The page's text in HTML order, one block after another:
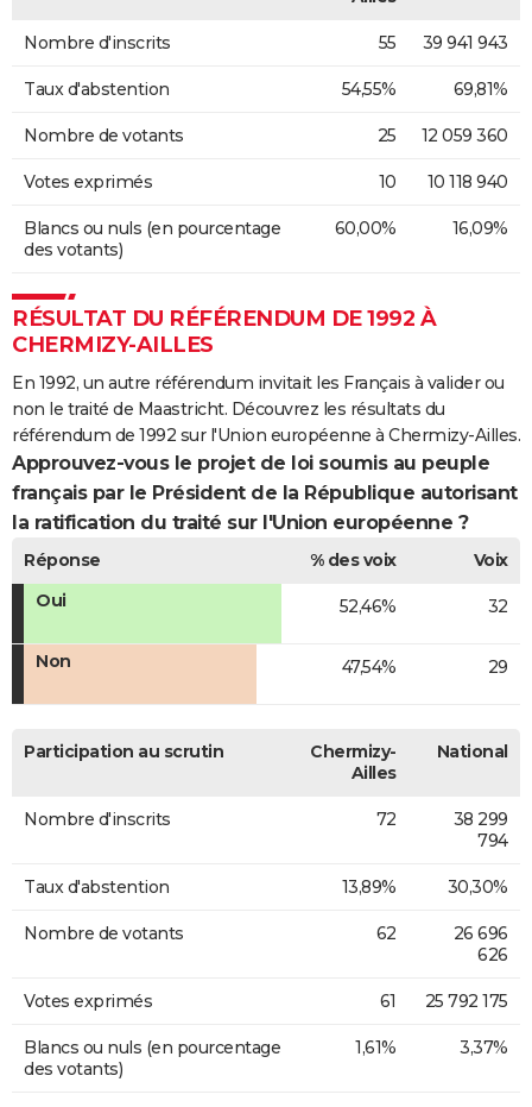
Nombre d'inscrits 55 39 941 943
Taux d'abstention 54,55% 69,81%
Nombre de votants 25 12 059 360
Votes exprimés 10 10 118 940
Blancs ou nuls (en pourcentage
des votants)
60,00% 16,09%
RÉSULTAT DU RÉFÉRENDUM DE 1992 À
CHERMIZY-AILLES
En 1992, un autre référendum invitait les Français à valider ou
non le traité de Maastricht. Découvrez les résultats du
référendum de 1992 sur l'Union européenne à Chermizy-Ailles.
Approuvez-vous le projet de loi soumis au peuple
français par le Président de la République autorisant
la ratification du traité sur l'Union européenne ?
Réponse % des voix
Voix
Oui
52,46% 32
Non 47,54% 29
Participation au scrutin
Chermizy-
Ailles
National
Nombre d'inscrits 72
38 299
794
Taux d'abstention 13,89% 30,30%
Nombre de votants 62
26 696
626
Votes exprimés 61 25 792 175
Blancs ou nuls (en pourcentage
des votants)
1,61% 3,37%